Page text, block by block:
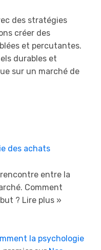
des stratégies
créer des
et percutantes.
durables et
sur un marché de
des achats
entre la
Comment
? Lire plus »
la psychologie